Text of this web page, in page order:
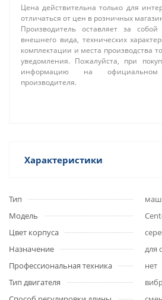
Цена действительна только для
отличаться от цен в розничных
Производитель оставляет за
внешнего вида, технических
комплектации и места производства
уведомления. Пожалуйста, при
информацию на
производителя.
Характеристики
Тип
Модель
Цвет корпуса
Назначение
для
Профессиональная техника
нет
Тип двигателя